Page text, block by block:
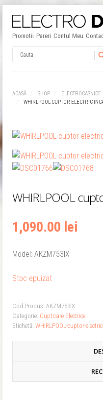
Promotii Pareri Contul Meu
ACASĂ SHOP ELECTROCASNICE
WHIRLPOOL CUPTOR ELECTRIC
WHIRLPOOL
1,090.00 lei
Model: AKZM753IX
Stoc epuizat
Cod Produs: AKZM753IX.
Categorie: Cuptoare Electrice.
Etichetă: WHIRLPOOL-cuptor-
Username